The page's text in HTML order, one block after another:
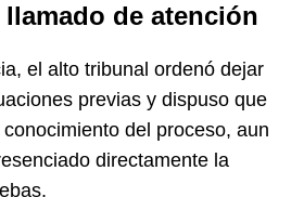
de atención
el alto tribunal ordenó dejar
previas y dispuso que
del proceso, aun
directamente la